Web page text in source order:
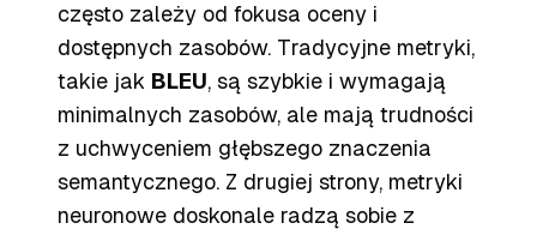
często zależy od fokusa oceny i
dostępnych zasobów. Tradycyjne metryki,
takie jak BLEU, są szybkie i wymagają
minimalnych zasobów, ale mają trudności
z uchwyceniem głębszego znaczenia
semantycznego. Z drugiej strony, metryki
neuronowe doskonale radzą sobie z